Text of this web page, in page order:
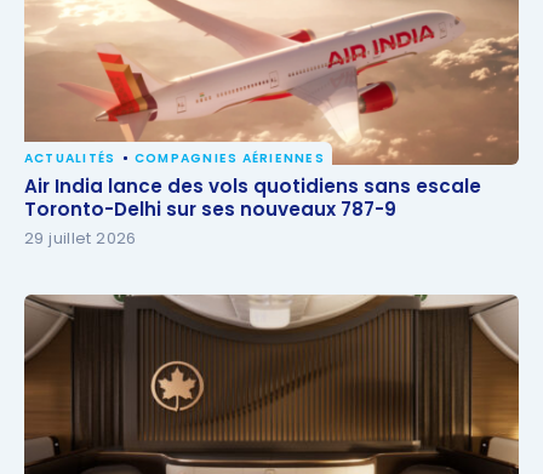
Air India lance des vols quotidiens sans escale
Toronto-Delhi sur ses nouveaux 787-9
ACTUALITÉS COMPAGNIES AÉRIENNES
Air India lance des vols quotidiens sans escale
Toronto-Delhi sur ses nouveaux 787-9
29 juillet 2026